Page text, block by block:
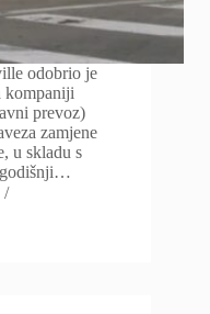
odobrio je
kompaniji
prevoz)
zamjene
u skladu s
godišnji…